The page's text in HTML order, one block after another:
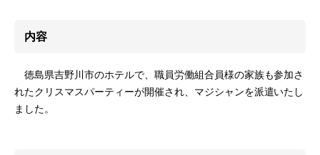
内容
徳島県吉野川市のホテルで、職員労働組合員様の家族も参加さ
れたクリスマスパーティーが開催され、マジシャンを派遣いたし
ました。